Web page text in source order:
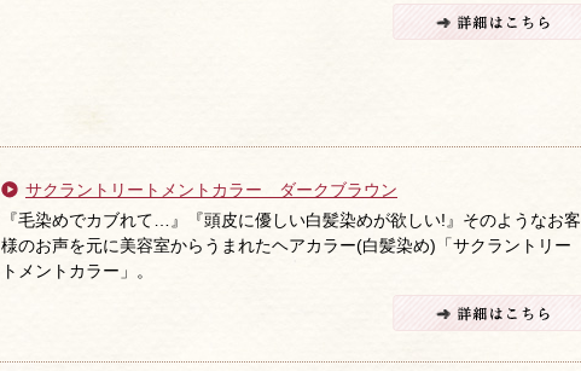
サクラントリートメントカラー ダークブラウン
『毛染めでカブれて…』『頭皮に優しい白髪染めが欲しい!』そのようなお客
様のお声を元に美容室からうまれたヘアカラー(白髪染め)「サクラントリー
トメントカラー」。